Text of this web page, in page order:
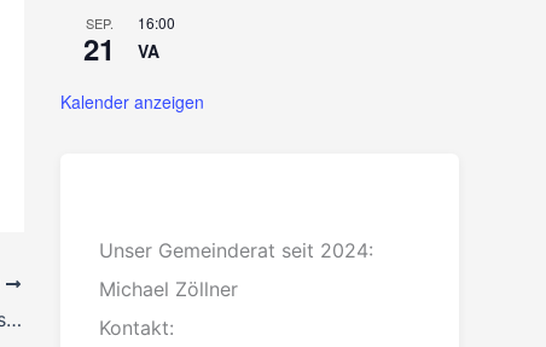
Bauvorhaben EWB Alleenstraße: FÜR-Esslingen lehnt die Übernahme der modifizierten Ausfallbürgschaft ab
SEP.
21
16:00
VA
Kalender anzeigen
Unser Gemeinderat seit 2024:
Michael Zöllner
Kontakt: